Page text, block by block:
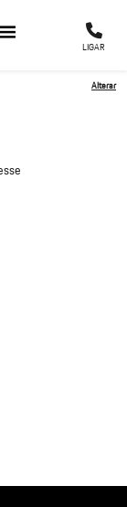
LIGAR
Alterar